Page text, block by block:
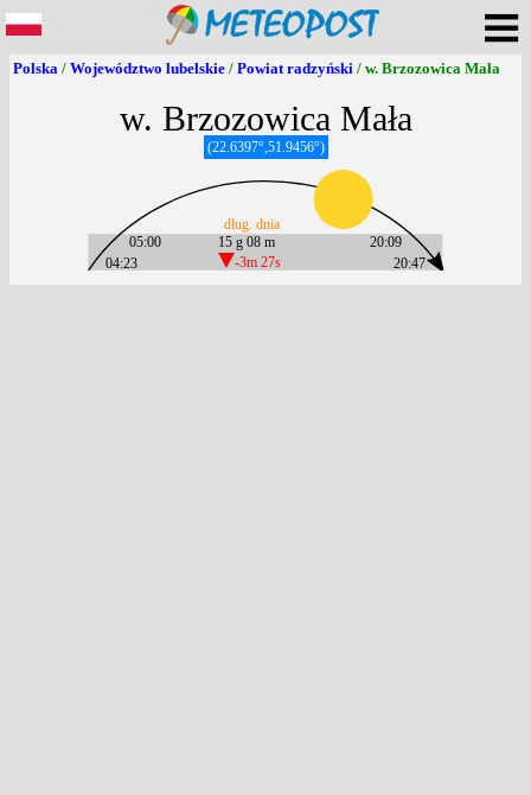
Polska / Województwo lubelskie / Powiat radzyński / w. Brzozowica Mała
w. Brzozowica Mała
(22.6397°,51.9456°)
04:23
05:00
15 g 08 m
-3m 27s
dług. dnia
20:47
20:09